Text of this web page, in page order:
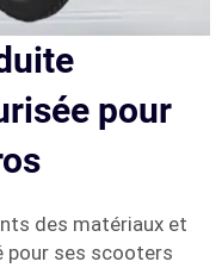
pour
des matériaux et
pour ses scooters